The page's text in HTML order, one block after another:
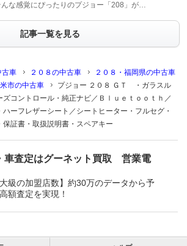
んな感覚にぴったりのプジョー「208」が…
記事一覧を見る
古車 ２０８の中古車
２０８・福岡県の中古車
市の中古車
プジョー ２０８ ＧＴ ・ガラスル
コントロール・純正ナビ／Ｂｌｕｅｔｏｏｔｈ／
ハーフレザーシート／シートヒーター・フルセグ・
保証書・取扱説明書・スペアキー
車査定はグーネット買取 営業電
大級の加盟店数】約30万のデータから予
額査定を実現！